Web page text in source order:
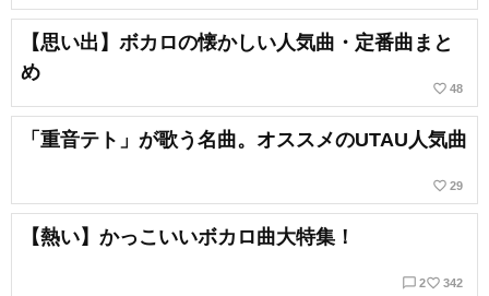
【思い出】ボカロの懐かしい人気曲・定番曲まと
め
favorite_border 48
「重音テト」が歌う名曲。オススメのUTAU人気曲
favorite_border 29
【熱い】かっこいいボカロ曲大特集！
chat_bubble_outline 2favorite_border 342